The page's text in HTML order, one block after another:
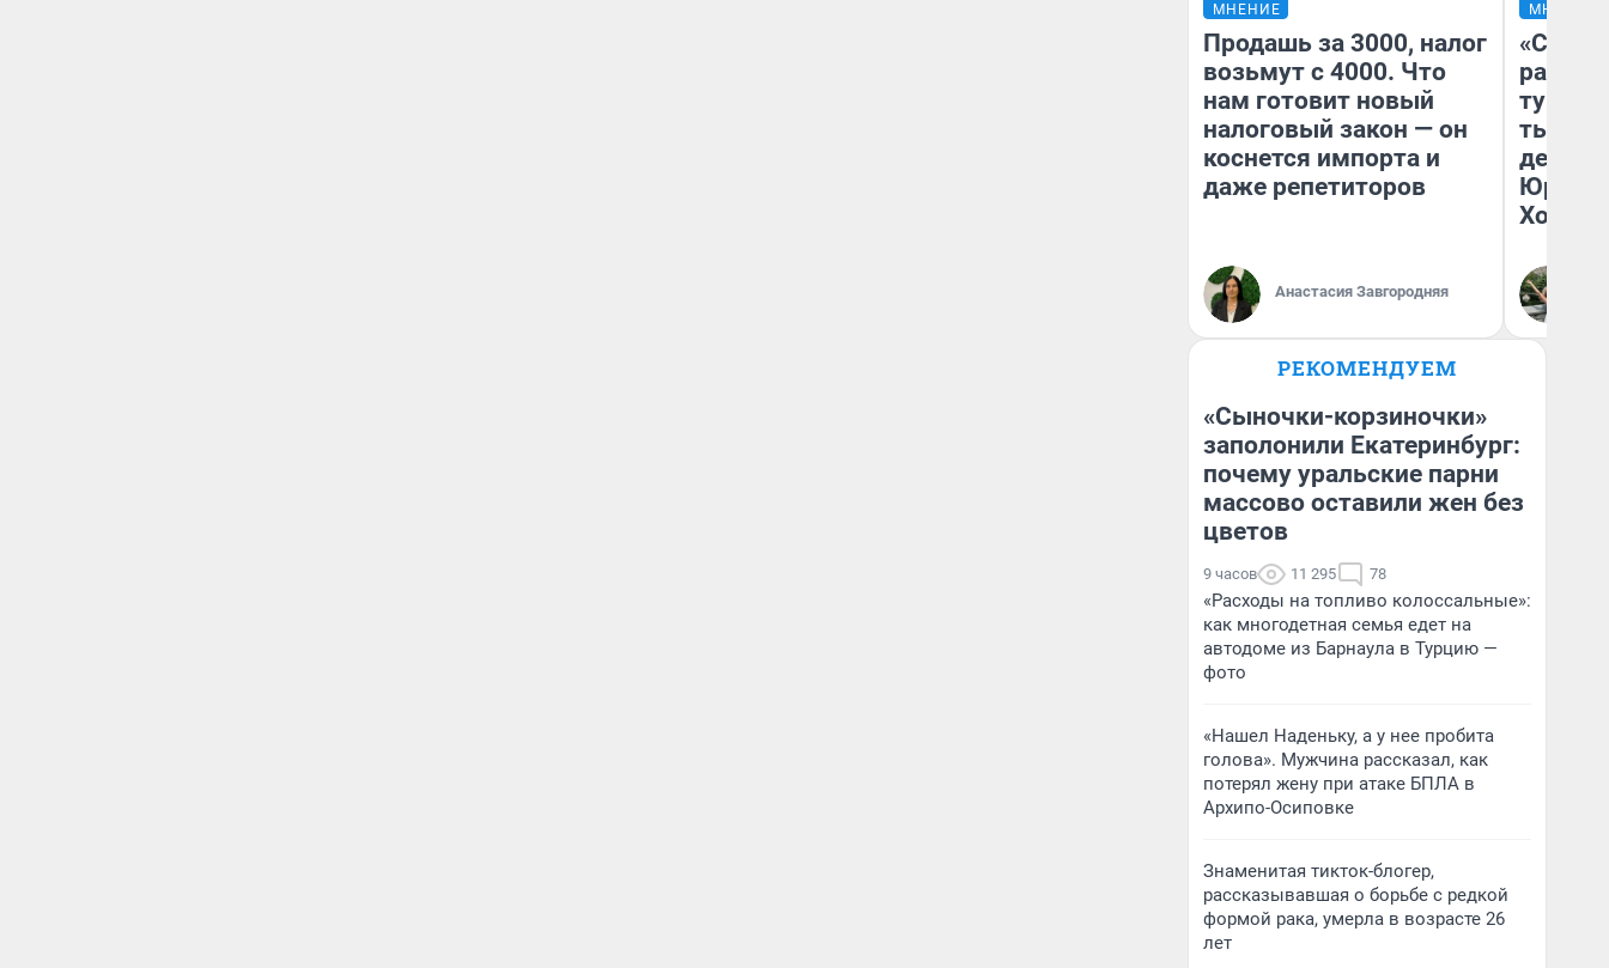
МНЕНИЕ
Продашь за 3000, налог
возьмут с 4000. Что
нам готовит новый
налоговый закон — он
коснется импорта и
даже репетиторов
Анастасия Завгородняя
МНЕНИЕ
тысяч,
день
РЕКОМЕНДУЕМ
«Сыночки-корзиночки»
заполонили Екатеринбург:
почему уральские парни
массово оставили жен без
цветов
9 часов 11 295 78
«Расходы на топливо колоссальные»:
как многодетная семья едет на
автодоме из Барнаула в Турцию —
фото
«Нашел Наденьку, а у нее пробита
голова». Мужчина рассказал, как
потерял жену при атаке БПЛА в
Архипо-Осиповке
Знаменитая тикток-блогер,
рассказывавшая о борьбе с редкой
формой рака, умерла в возрасте 26
лет